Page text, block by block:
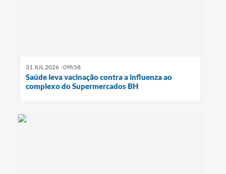
31 JUL 2026 - 09h58
Saúde leva vacinação contra a influenza ao
complexo do Supermercados BH